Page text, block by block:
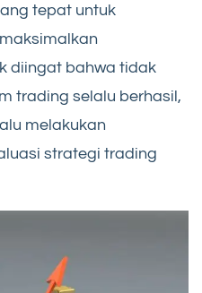
tepat untuk
diingat bahwa tidak
trading selalu berhasil,
melakukan
strategi trading